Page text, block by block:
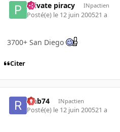
Private piracy INpactien
Posté(e) le 12 juin 200521 a
3700+ San Diego
Citer
rmb74 INpactien
Posté(e) le 12 juin 200521 a